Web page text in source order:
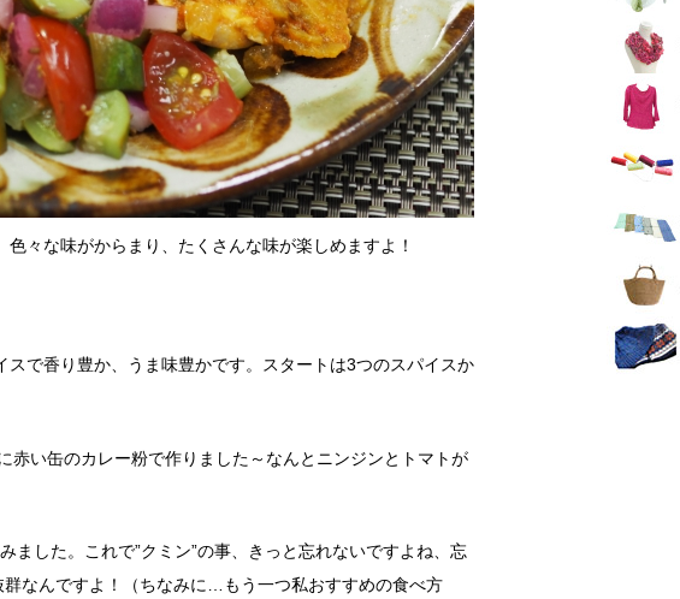
々な味がからまり、たくさんな味が楽しめますよ！
で香り豊か、うま味豊かです。スタートは3つのスパイスか
赤い缶のカレー粉で作りました～なんとニンジンとトマトが
した。これで”クミン”の事、きっと忘れないですよね、忘
なんですよ！（ちなみに…もう一つ私おすすめの食べ方